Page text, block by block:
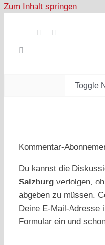
Zum Inhalt springen
Toggle
Treibgut
Kommentar-
Du kannst die
Salzburg verfolgen,
abgeben zu müssen.
Deine E-Mail-Adresse
Formular ein und